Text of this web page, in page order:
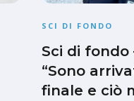
SCI DI FONDO
Sci di fondo
“Sono
finale e ciò